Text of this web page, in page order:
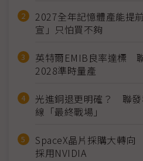
2027全年記憶體產能提
宣」只怕買不夠
英特爾EMIB良率達標
2028準時量產
光進銅退更明確？ 聯發
線「最終戰場」
SpaceX晶片採購大轉
採用NVIDIA